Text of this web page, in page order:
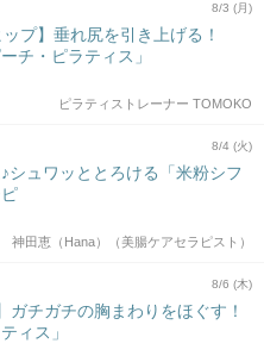
8/3 (月)
ップ】垂れ尻を引き上げる！
チ・ピラティス」
ピラティストレーナー TOMOKO
8/4 (火)
シュワッととろける「米粉シフ
神田恵（Hana）（美腸ケアセラピスト）
8/6 (木)
ガチガチの胸まわりをほぐす！
ィス」